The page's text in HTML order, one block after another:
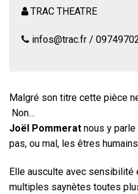
TRAC THEATRE
infos@trac.fr /
Malgré son titre cette pièce
Non…
Joël Pommerat nous y parle
pas, ou mal, les êtres
Elle ausculte avec sensibilité
multiples saynètes toutes